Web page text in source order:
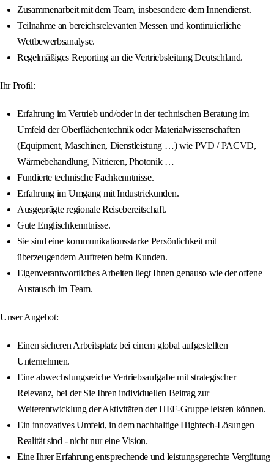
Zusammenarbeit mit dem Team, insbesondere dem Innendienst.
Teilnahme an bereichsrelevanten Messen und kontinuierliche
Wettbewerbsanalyse.
Regelmäßiges Reporting an die Vertriebsleitung Deutschland.
Ihr Profil:
Erfahrung im Vertrieb und/oder in der technischen Beratung im
Umfeld der Oberflächentechnik oder Materialwissenschaften
(Equipment, Maschinen, Dienstleistung …) wie PVD / PACVD,
Wärmebehandlung, Nitrieren, Photonik …
Fundierte technische Fachkenntnisse.
Erfahrung im Umgang mit Industriekunden.
Ausgeprägte regionale Reisebereitschaft.
Gute Englischkenntnisse.
Sie sind eine kommunikationsstarke Persönlichkeit mit
überzeugendem Auftreten beim Kunden.
Eigenverantwortliches Arbeiten liegt Ihnen genauso wie der offene
Austausch im Team.
Unser Angebot:
Einen sicheren Arbeitsplatz bei einem global aufgestellten
Unternehmen.
Eine abwechslungsreiche Vertriebsaufgabe mit strategischer
Relevanz, bei der Sie Ihren individuellen Beitrag zur
Weiterentwicklung der Aktivitäten der HEF-Gruppe leisten können.
Ein innovatives Umfeld, in dem nachhaltige Hightech-Lösungen
Realität sind - nicht nur eine Vision.
Eine Ihrer Erfahrung entsprechende und leistungsgerechte Vergütung